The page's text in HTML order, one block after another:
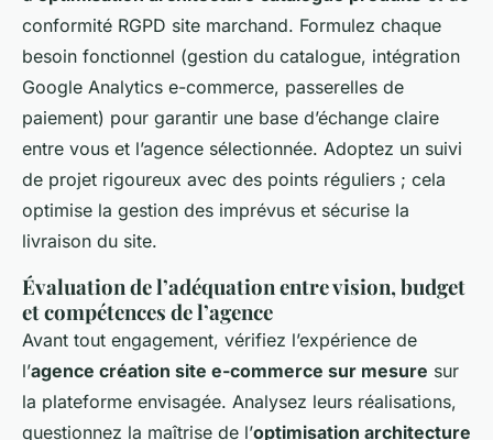
conformité RGPD site marchand. Formulez chaque
besoin fonctionnel (gestion du catalogue, intégration
Google Analytics e-commerce, passerelles de
paiement) pour garantir une base d’échange claire
entre vous et l’agence sélectionnée. Adoptez un suivi
de projet rigoureux avec des points réguliers ; cela
optimise la gestion des imprévus et sécurise la
livraison du site.
Évaluation de l’adéquation entre vision, budget
et compétences de l’agence
Avant tout engagement, vérifiez l’expérience de
l’agence création site e-commerce sur mesure sur
la plateforme envisagée. Analysez leurs réalisations,
questionnez la maîtrise de l’optimisation architecture